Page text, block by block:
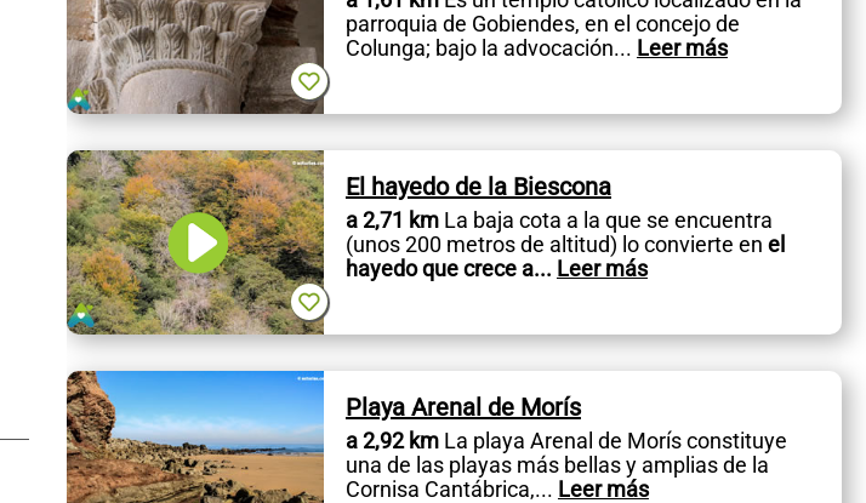
parroquia de Gobiendes, en el concejo de
Colunga; bajo la advocación... Leer más
El hayedo de la Biescona
a 2,71 kmLa baja cota a la que se encuentra
(unos 200 metros de altitud) lo convierte en el
hayedo que crece a... Leer más
Playa Arenal de Morís
a 2,92 kmLa playa Arenal de Morís constituye
una de las playas más bellas y amplias de la
Cornisa Cantábrica,... Leer más